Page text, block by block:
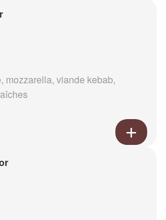
mozzarella, viande kebab,